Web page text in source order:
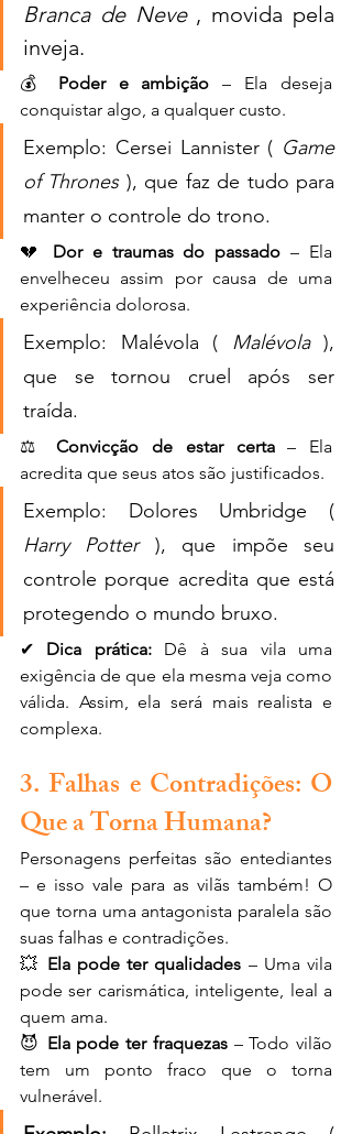
Branca de Neve , movida pela
inveja.
💰 Poder e ambição – Ela deseja
conquistar algo, a qualquer custo.
Exemplo: Cersei Lannister ( Game
of Thrones ), que faz de tudo para
manter o controle do trono.
💔 Dor e traumas do passado – Ela
envelheceu assim por causa de uma
experiência dolorosa.
Exemplo: Malévola ( Malévola ),
que se tornou cruel após ser
traída.
⚖ Convicção de estar certa – Ela
acredita que seus atos são justificados.
Harry Potter ), que impõe seu
controle porque acredita que está
protegendo o mundo bruxo.
✔ Dica prática: Dê à sua vila uma
exigência de que ela mesma veja como
válida. Assim, ela será mais realista e
complexa.
3. Falhas e Contradições: O
Que a Torna Humana?
Personagens perfeitas são entediantes
– e isso vale para as vilãs também! O
que torna uma antagonista paralela são
suas falhas e contradições.
💥 Ela pode ter qualidades – Uma vila
pode ser carismática, inteligente, leal a
quem ama.
😈 Ela pode ter fraquezas – Todo vilão
tem um ponto fraco que o torna
vulnerável.